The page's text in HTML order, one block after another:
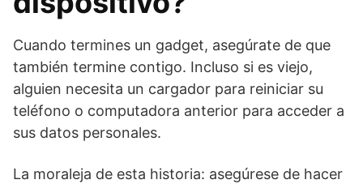
Cuando termines un gadget, asegúrate de que
también termine contigo. Incluso si es viejo,
alguien necesita un cargador para reiniciar su
teléfono o computadora anterior para acceder a
sus datos personales.
La moraleja de esta historia: asegúrese de hacer